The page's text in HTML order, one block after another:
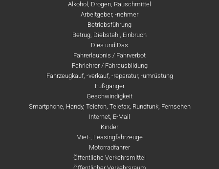
Alkohol, Drogen, Rauschmittel
Arbeitgeber, -nehmer
Betriebsführung
Betrug, Diebstahl, Einbruch
Dies und Das
Fahrerlaubnis / Fahrverbot
Fahrlehrer / Fahrausbildung
Fahrzeugkauf, -verkauf, -reparatur, -umrüstung
Fußgänger
Geschwindigkeit
Smartphone, Handy, Telefon, Telefax, Rundfunk, Fernsehen
Internet, E-Mail
Kinder
Miet-, Leasingfahrzeuge
Motorradfahrer
Öffentliche Verkehrsmittel